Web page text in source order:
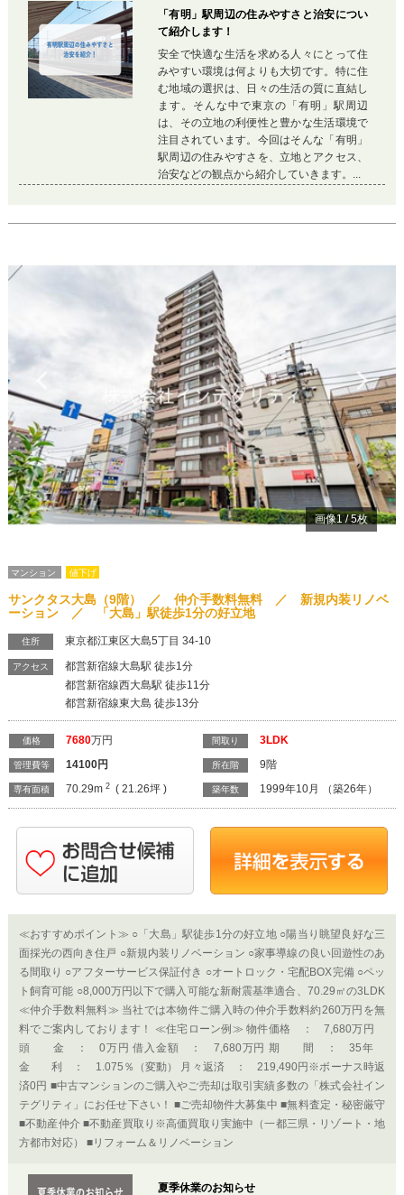
「有明」駅周辺の住みやすさと治安につい
て紹介します！
安全で快適な生活を求める人々にとって住
みやすい環境は何よりも大切です。特に住
む地域の選択は、日々の生活の質に直結し
ます。そんな中で東京の「有明」駅周辺
は、その立地の利便性と豊かな生活環境で
注目されています。今回はそんな「有明」
駅周辺の住みやすさを、立地とアクセス、
治安などの観点から紹介していきます。...
Previous
画像1/5枚
マンション 値下げ
サンクタス大島（9階） ／ 仲介手数料無料 ／ 新規内装リノベ
ーション ／ 「大島」駅徒歩1分の好立地
住所 東京都江東区大島5丁目 34-10
アクセス
都営新宿線大島駅 徒歩1分
都営新宿線西大島駅 徒歩11分
都営新宿線東大島 徒歩13分
価格 7680万円
管理費等 14100円
専有面積 70.29m2 ( 21.26坪 )
間取り 3LDK
所在階 9階
築年数 1999年10月 （築26年）
≪おすすめポイント≫ ○「大島」駅徒歩1分の好立地 ○陽当り眺望良好な三
面採光の西向き住戸 ○新規内装リノベーション ○家事導線の良い回遊性のあ
る間取り ○アフターサービス保証付き ○オートロック・宅配BOX完備 ○ペッ
ト飼育可能 ○8,000万円以下で購入可能な新耐震基準適合、70.29㎡の3LDK
≪仲介手数料無料≫ 当社では本物件ご購入時の仲介手数料約260万円を無
料でご案内しております！ ≪住宅ローン例≫ 物件価格 ： 7,680万円
頭 金 ： 0万円 借入金額 ： 7,680万円 期 間 ： 35年
金 利 ： 1.075％（変動） 月々返済 ： 219,490円※ボーナス時返
済0円 ■中古マンションのご購入やご売却は取引実績多数の「株式会社イン
テグリティ」にお任せ下さい！ ■ご売却物件大募集中 ■無料査定・秘密厳守
■不動産仲介 ■不動産買取り※高価買取り実施中（一都三県・リゾート・地
方都市対応） ■リフォーム＆リノベーション
夏季休業のお知らせ